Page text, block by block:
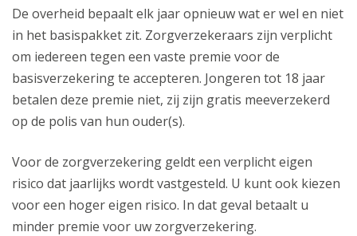
De overheid bepaalt elk jaar opnieuw wat er wel en niet
in het basispakket zit. Zorgverzekeraars zijn verplicht
om iedereen tegen een vaste premie voor de
basisverzekering te accepteren. Jongeren tot 18 jaar
betalen deze premie niet, zij zijn gratis meeverzekerd
op de polis van hun ouder(s).
Voor de zorgverzekering geldt een verplicht eigen
risico dat jaarlijks wordt vastgesteld. U kunt ook kiezen
voor een hoger eigen risico. In dat geval betaalt u
minder premie voor uw zorgverzekering.